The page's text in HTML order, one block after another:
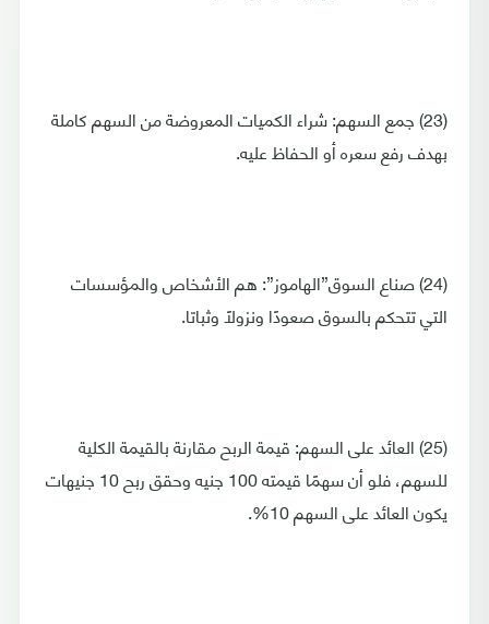
(23) جمع السهم: شراء الكميات المعروضة من السهم كاملة
بهدف رفع سعره أو الحفاظ عليه.
(24) صناع السوق”الهاموز”: هم الأشخاص والمؤسسات
التي تتحكم بالسوق صعودًا ونزولًا وثباتا.
(25) العائد على السهم: قيمة الربح مقارنة بالقيمة الكلية
للسهم، فلو أن سهمًا قيمته 100 جنيه وحقق ربح 10 جنيهات
يكون العائد على السهم 10%.